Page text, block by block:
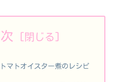
マトオイスター煮のレシピ